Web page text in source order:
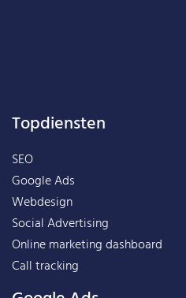
Topdiensten
SEO
Google Ads
Webdesign
Social Advertising
Online marketing dashboard
Call tracking